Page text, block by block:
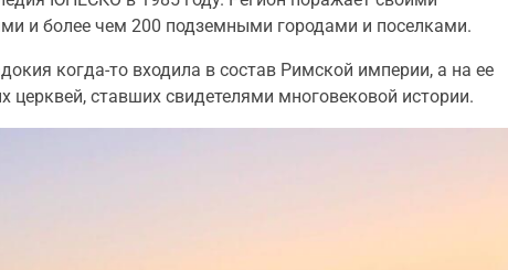
и более чем 200 подземными городами и поселками.
когда-то входила в состав Римской империи, а на ее
церквей, ставших свидетелями многовековой истории.